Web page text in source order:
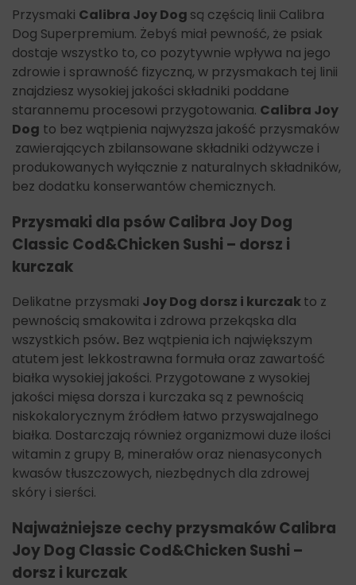
Przysmaki Calibra Joy Dog są częścią linii Calibra
Dog Superpremium. Żebyś miał pewność, że psiak
dostaje wszystko to, co pozytywnie wpływa na jego
zdrowie i sprawność fizyczną, w przysmakach tej linii
znajdziesz wysokiej jakości składniki poddane
starannemu procesowi przygotowania. Calibra Joy
Dog to bez wątpienia najwyższa jakość przysmaków
zawierających zbilansowane składniki odżywcze i
produkowanych wyłącznie z naturalnych składników,
bez dodatku konserwantów chemicznych.
Przysmaki dla psów Calibra Joy Dog
Classic Cod&Chicken Sushi – dorsz i
kurczak
Delikatne przysmaki Joy Dog dorsz i kurczakto z
pewnością smakowita i zdrowa przekąska dla
wszystkich psów. Bez wątpienia ich największym
atutem jest lekkostrawna formuła oraz zawartość
białka wysokiej jakości. Przygotowane z wysokiej
jakości mięsa dorsza i kurczaka są z pewnością
niskokalorycznym źródłem łatwo przyswajalnego
białka. Dostarczają również organizmowi duże ilości
witamin z grupy B, minerałów oraz nienasyconych
kwasów tłuszczowych, niezbędnych dla zdrowej
skóry i sierści.
Najważniejsze cechy przysmakówCalibra
Joy Dog Classic Cod&Chicken Sushi –
dorsz i kurczak